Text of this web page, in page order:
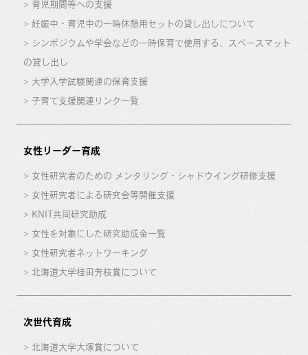
育児期間等への支援
妊娠中・育児中の一時休憩用セットの貸し出しについて
シンポジウムや学会などの一時保育で使用する、スペースマット
の貸し出し
大学入学試験関連の保育支援
子育て支援関連リンク一覧
女性リーダー育成
女性研究者のための メンタリング・シャドウイング研修支援
女性研究者による研究会等開催支援
KNIT共同研究助成
女性を対象にした研究助成金一覧
女性研究者ネットワーキング
北海道大学桂田芳枝賞について
次世代育成
北海道大学大塚賞について